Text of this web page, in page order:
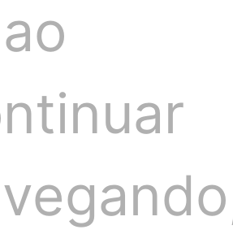
anterior